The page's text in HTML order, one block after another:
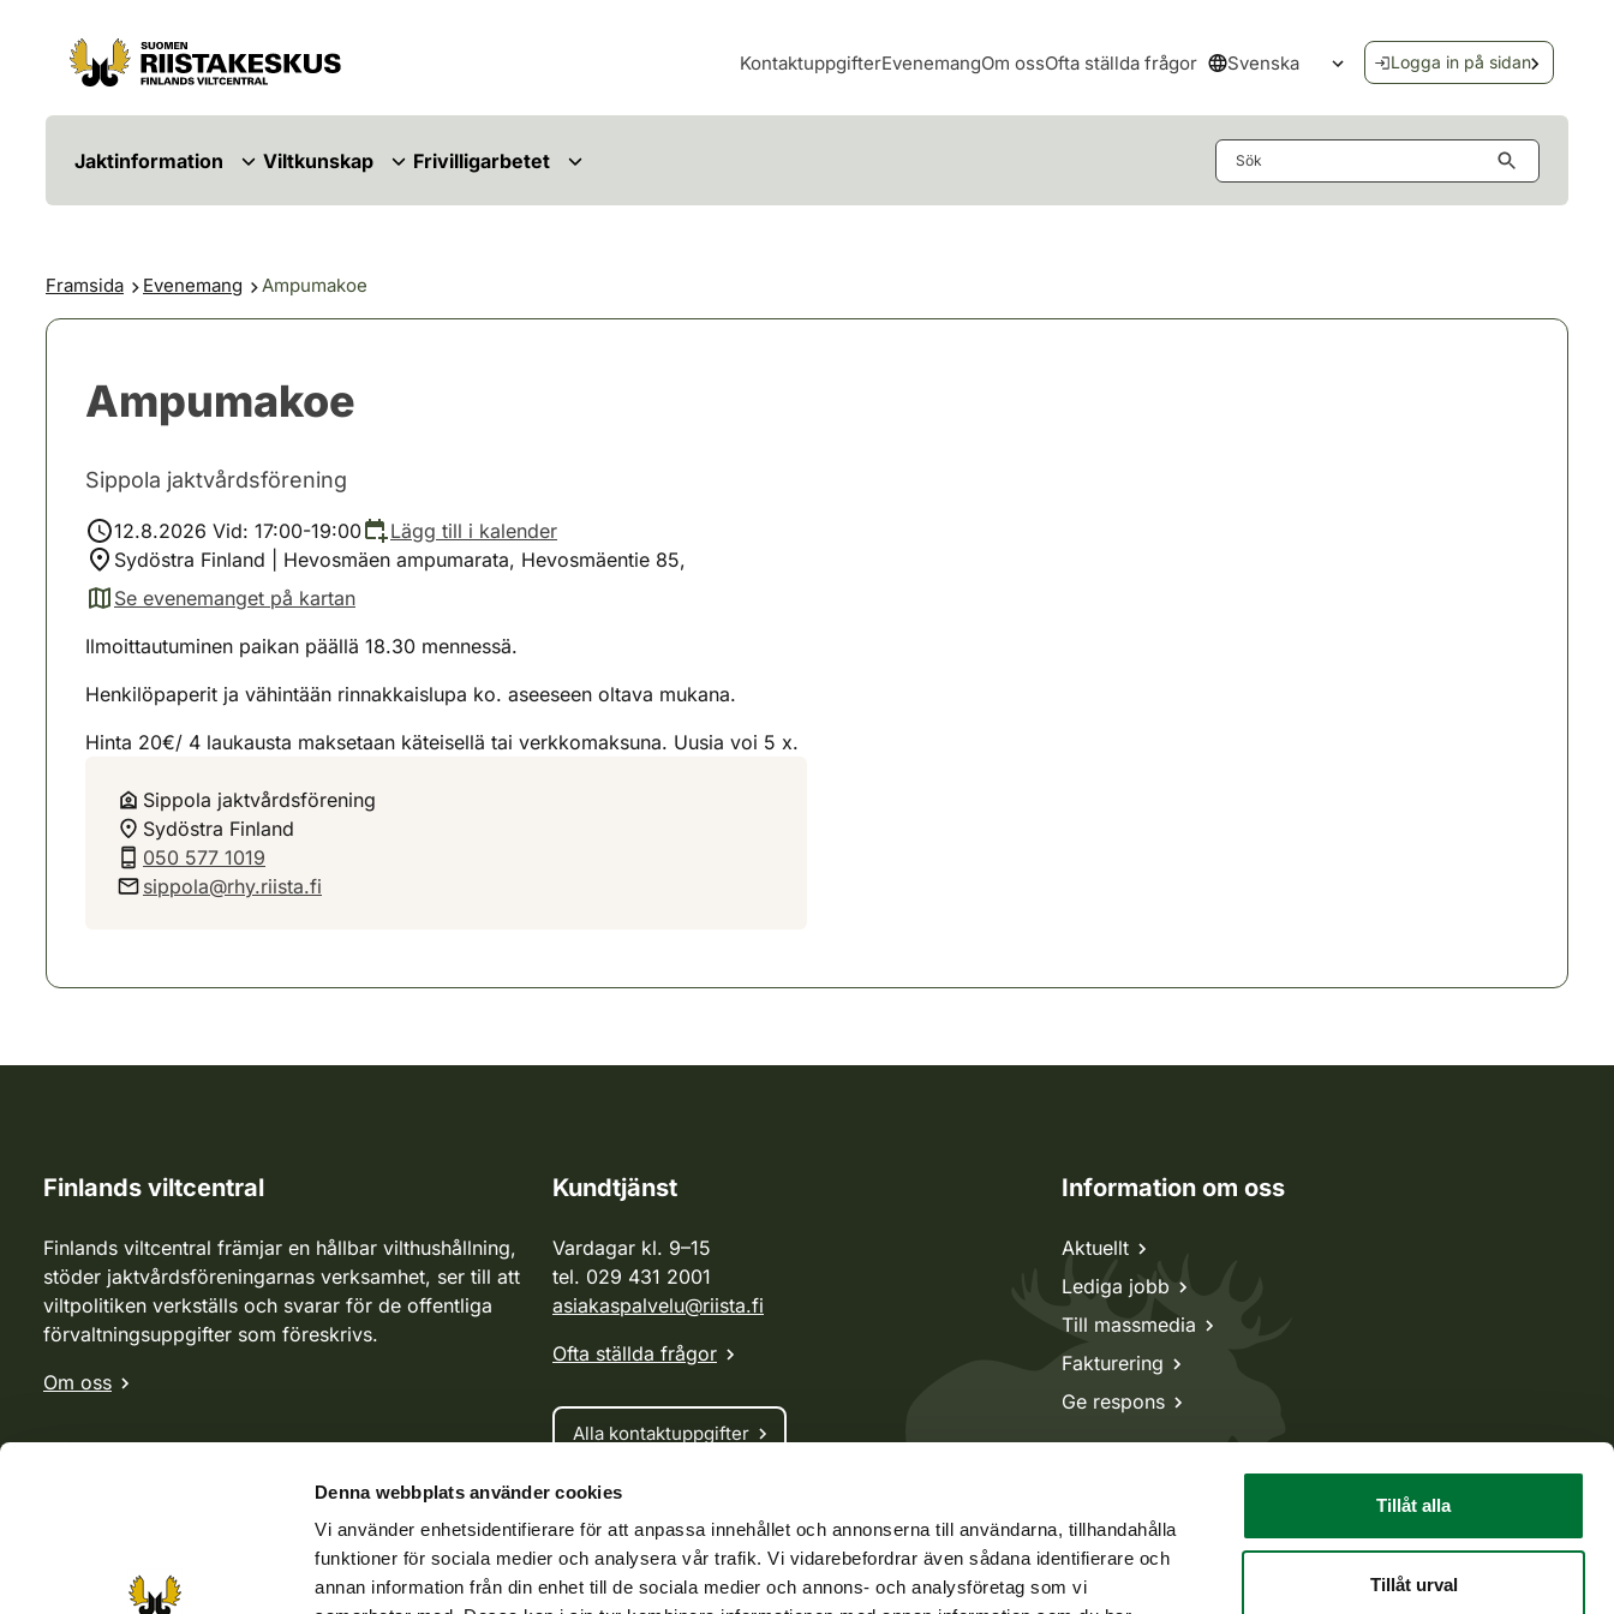
Denna webbplats använder cookies
Vi använder enhetsidentifierare för att anpassa innehållet och annonserna till användarna, tillhandahålla
funktioner för sociala medier och analysera vår trafik. Vi vidarebefordrar även sådana identifierare och
annan information från din enhet till de sociala medier och annons- och analysföretag som vi
Tillåt alla
Tillåt urval
Hoppa till innehåll
Gå till webbplatskartan
KontaktuppgifterEvenemangOm ossOfta ställda frågor Svenska
Öppna språkmenyn
Logga in på sidan
Jaktinformation Viltkunskap Frivilligarbetet
Framsida Evenemang Ampumakoe
Ampumakoe
Sippola jaktvårdsförening
12.8.2026 Vid: 17:00-19:00
Lägg till i kalender
Sydöstra Finland | Hevosmäen ampumarata, Hevosmäentie 85,
Se evenemanget på kartan
(avautuu uuteen välilehteen)
Ilmoittautuminen paikan päällä 18.30 mennessä.
Henkilöpaperit ja vähintään rinnakkaislupa ko. aseeseen oltava mukana.
Hinta 20€/ 4 laukausta maksetaan käteisellä tai verkkomaksuna. Uusia voi 5 x.
Sippola jaktvårdsförening
Sydöstra Finland
050 577 1019
sippola@rhy.riista.fi
Finlands viltcentral
Finlands viltcentral främjar en hållbar vilthushållning,
stöder jaktvårdsföreningarnas verksamhet, ser till att
viltpolitiken verkställs och svarar för de offentliga
förvaltningsuppgifter som föreskrivs.
Om oss
Kundtjänst
Vardagar kl. 9–15
tel. 029 431 2001
asiakaspalvelu@riista.fi
Ofta ställda frågor
Alla kontaktuppgifter
Jaktkort
Oma riista -tjänsten
Ansökan om licenser och dispenser
Information om oss
Aktuellt
Lediga jobb
Till massmedia
Fakturering
Ge respons